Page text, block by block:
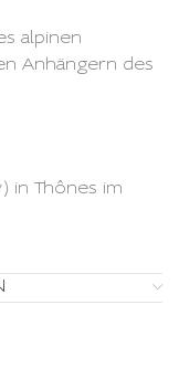
alpinen
Anhängern des
in Thônes im